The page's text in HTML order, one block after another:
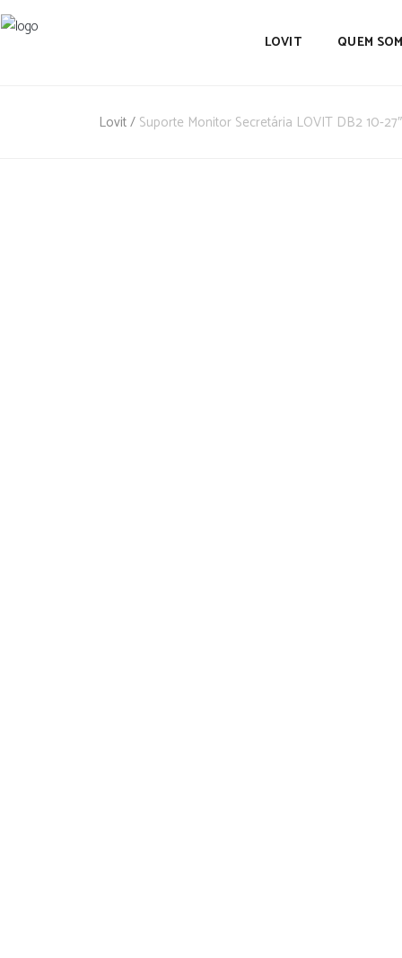
LOVIT QUEM
Lovit/ Suporte Monitor Secretária LOVIT DB2 10-27″